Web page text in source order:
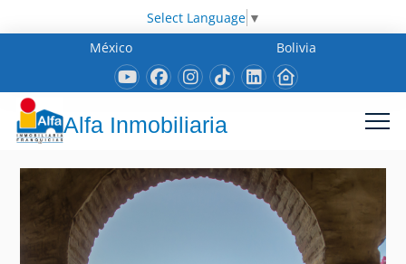
Select Language ▼
México
Bolivia
Alfa Inmobiliaria